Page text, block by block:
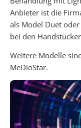
Anbieter ist die
als Model Duet
bei den
Weitere Modelle
MeDioStar.